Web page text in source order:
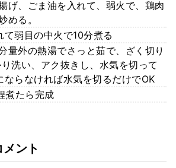
げ、ごま油を入れて、弱火で、鶏肉
める。
弱目の中火で10分煮る
量外の熱湯でさっと茹で、ざく切り
洗い、アク抜きし、水気を切って
ならなければ水気を切るだけでOK
煮たら完成
ント